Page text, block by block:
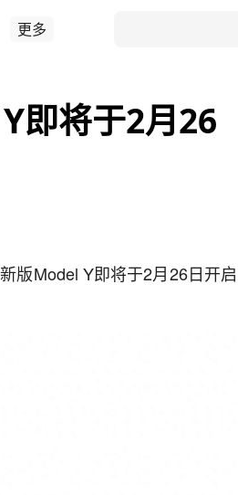
更多
即将于2月26
版Model Y即将于2月26日开启